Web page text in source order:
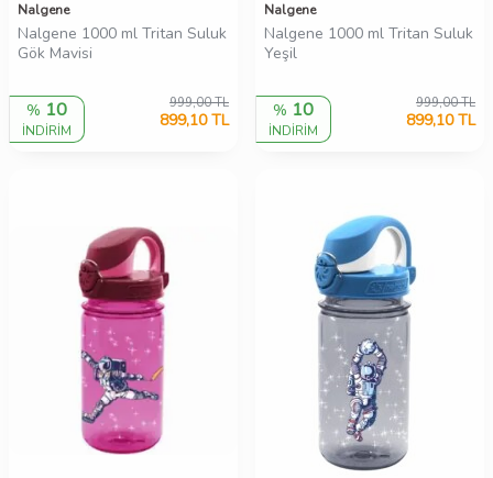
Nalgene
Nalgene 1000 ml Tritan Suluk
Gök Mavisi
% 10
İNDİRİM
999,00TL
899,10TL
Nalgene
Nalgene 1000 ml Tritan Suluk
Yeşil
% 10
İNDİRİM
999,00TL
899,10TL